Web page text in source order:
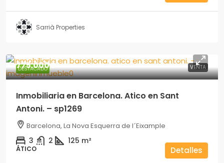
Sarrià Properties
DESTACADO VENTA
775.000€
Inmobiliaria en Barcelona. Atico en Sant
Antoni. – sp1269
Barcelona, La Nova Esquerra de l´Eixample
3 2 125 m²
ÁTICO Detalles